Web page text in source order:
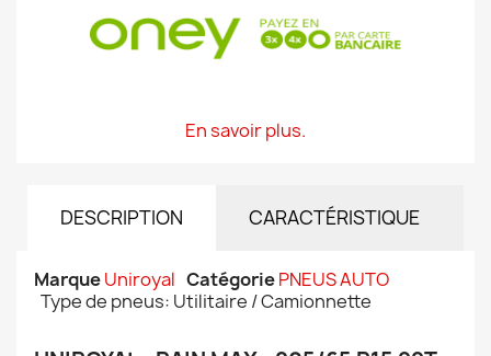
En savoir plus.
DESCRIPTION CARACTÉRISTIQUE
MarqueUniroyal CatégoriePNEUS AUTO
Type de pneus: Utilitaire / Camionnette